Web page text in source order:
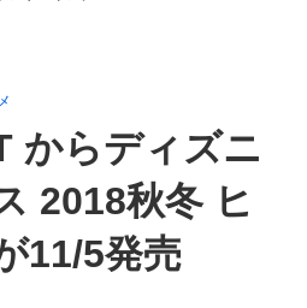
からディズニ
2018秋冬 ヒ
11/5発売